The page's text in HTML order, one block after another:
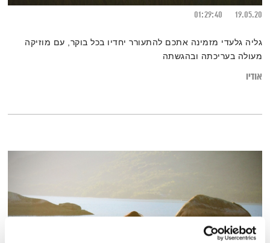
19.05.20
01:29:40
גליה גלעדי מזמינה אתכם להתעורר יחדיו בכל בוקר, עם מוזיקה
מעולה בעריכתה ובהגשתה
אודיו